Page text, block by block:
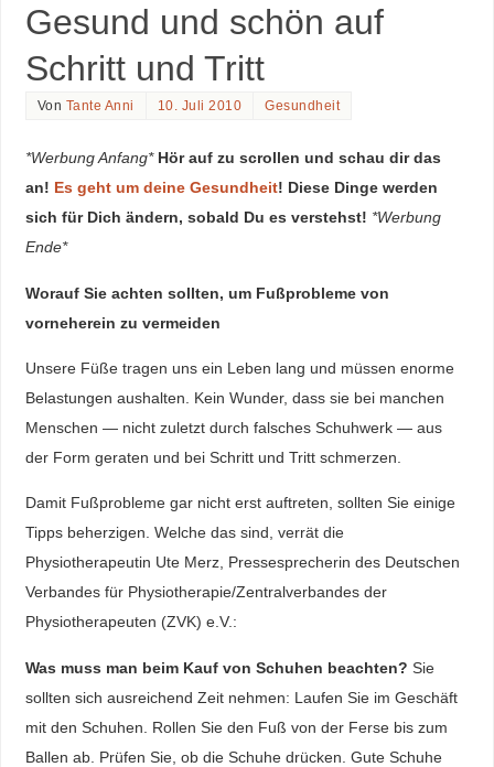
Gesund und schön auf
Schritt und Tritt
Von Tante Anni 10. Juli 2010 Gesundheit
*Werbung Anfang* Hör auf zu scrollen und schau dir das
an! Es geht um deine Gesundheit! Diese Dinge werden
sich für Dich ändern, sobald Du es verstehst! *Werbung
Ende*
Worauf Sie achten sollten, um Fußprobleme von
vorneherein zu vermeiden
Unsere Füße tragen uns ein Leben lang und müssen enorme
Belastungen aushalten. Kein Wunder, dass sie bei manchen
Menschen — nicht zuletzt durch falsches Schuhwerk — aus
der Form geraten und bei Schritt und Tritt schmerzen.
Damit Fußprobleme gar nicht erst auftreten, sollten Sie einige
Tipps beherzigen. Welche das sind, verrät die
Physiotherapeutin Ute Merz, Pressesprecherin des Deutschen
Verbandes für Physiotherapie/Zentralverbandes der
Physiotherapeuten (ZVK) e.V.:
Was muss man beim Kauf von Schuhen beachten? Sie
sollten sich ausreichend Zeit nehmen: Laufen Sie im Geschäft
mit den Schuhen. Rollen Sie den Fuß von der Ferse bis zum
Ballen ab. Prüfen Sie, ob die Schuhe drücken. Gute Schuhe